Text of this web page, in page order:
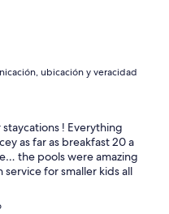
ubicación y veracidad
! Everything
as far as breakfast 20 a
the pools were amazing
for smaller kids all